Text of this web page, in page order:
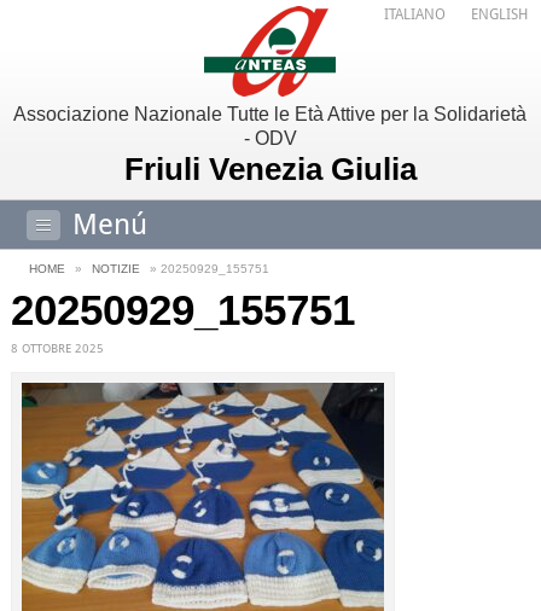
Associazione Nazionale Tutte le Età Attive per la Solidarietà
- ODV
Friuli Venezia Giulia
Menú
ITALIANO ENGLISH
HOME » NOTIZIE » 20250929_155751
20250929_155751
8 OTTOBRE 2025